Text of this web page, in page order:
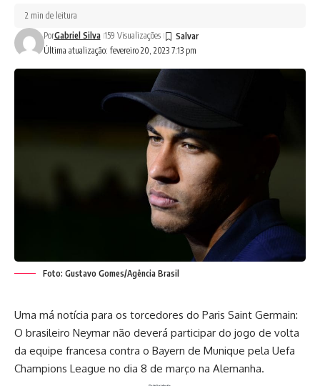
Última atualização: fevereiro 20, 2023 7:13 pm
PorGabriel Silva 159 Visualizações
2 min de leitura
Foto: Gustavo Gomes/Agência Brasil
Uma má notícia para os torcedores do Paris Saint Germain:
O brasileiro Neymar não deverá participar do jogo de volta
da equipe francesa contra o Bayern de Munique pela Uefa
Champions League no dia 8 de março na Alemanha.